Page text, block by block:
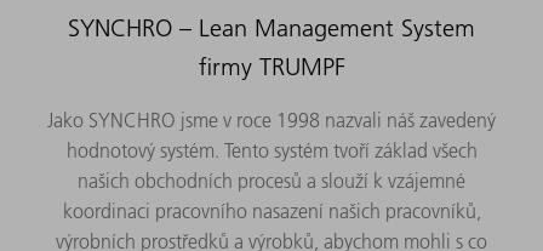
SYNCHRO – Lean Management System
firmy TRUMPF
Jako SYNCHRO jsme v roce 1998 nazvali náš zavedený
hodnotový systém. Tento systém tvoří základ všech
našich obchodních procesů a slouží k vzájemné
koordinaci pracovního nasazení našich pracovníků,
výrobních prostředků a výrobků, abychom mohli s co